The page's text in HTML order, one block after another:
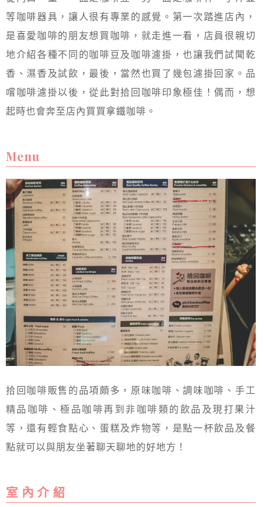
等咖啡器具，讓人很有專業的感覺。第一次踏進店內，
是喜愛咖啡的朋友想買咖啡，就走進一看，店員很親切
地介紹各種不同的咖啡豆及咖啡濾掛，也讓我們試聞乾
香、濕香及試飲，最後，當然也買了幾包濾掛回家。品
嚐咖啡濾掛以後，從此對拾回咖啡印象極佳！偶而，想
起時也會奔至店內買買拿鐵咖啡。
Menu
拾回咖啡販售的品項頗多，原味咖啡、調味咖啡、手工
精品咖啡、極品咖啡再到非咖啡類的飲品及現打果汁
等，還有輕食點心、蛋糕及炸物等，是點一杯飲品及餐
點就可以與朋友坐著聊天聊地的好地方！
室 內 介 紹